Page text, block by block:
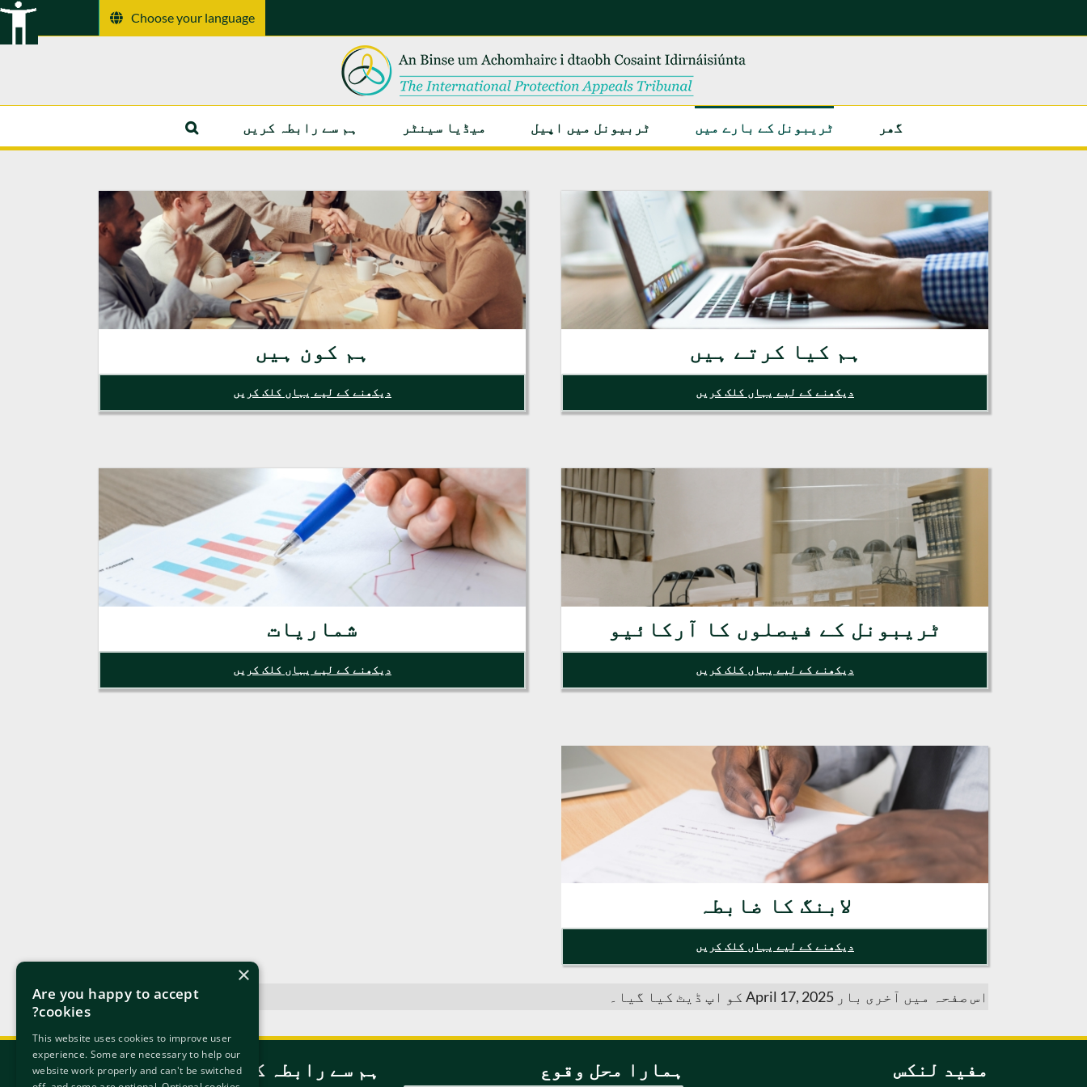
Choose your language
گھر ٹریبونل کے بارے میں ٹربیونل میں اپیل میڈیا سینٹر ہم سے رابطہ کریں
ہم کیا کرتے ہیں
دیکھنے کے لیے یہاں کلک کریں
ہم کون ہیں
دیکھنے کے لیے یہاں کلک کریں
ٹریبونل کے فیصلوں کا آرکائیو
دیکھنے کے لیے یہاں کلک کریں
شماریات
دیکھنے کے لیے یہاں کلک کریں
لابنگ کا ضابطہ
دیکھنے کے لیے یہاں کلک کریں
اس صفحہ میں آخری بار April 17, 2025 کو اپ ڈیٹ کیا گیا۔
ہم سے رابطہ کریں ہمارا محل وقوع مفید لنکس
×
Are you happy to accept
cookies?
This website uses cookies to improve user
experience. Some are necessary to help our
website work properly and can't be switched